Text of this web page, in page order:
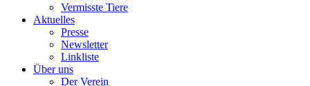
Vermisste Tiere
Aktuelles
Presse
Newsletter
Linkliste
Über uns
Der Verein